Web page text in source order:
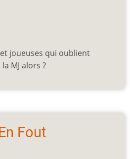
joueuses qui oublient
MJ alors ?
Fout